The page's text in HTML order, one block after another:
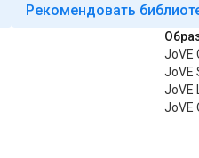
Рекомендовать
JoVE
JoVE
JoVE
JoVE